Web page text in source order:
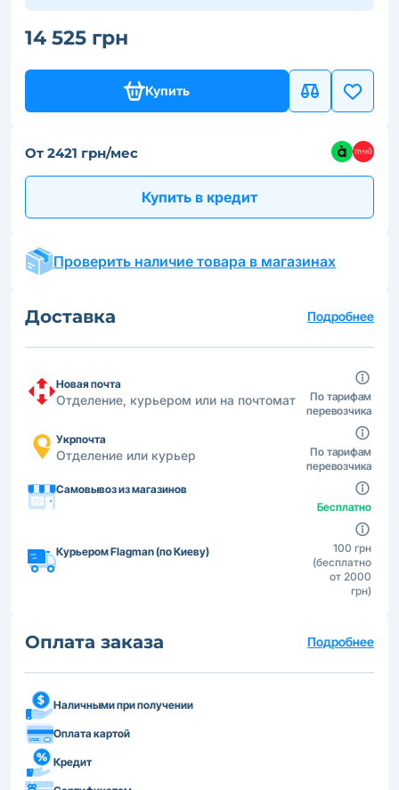
14 525 грн
Купить
От 2421 грн/мес
Купить в кредит
Проверить наличие товара в магазинах
Доставка Подробнее
Новая почта
Отделение, курьером или на почтомат
По тарифам
перевозчика
Укрпочта
Отделение или курьер
По тарифам
перевозчика
Самовывоз из магазинов
Бесплатно
Курьером Flagman (по Киеву)
100 грн
(бесплатно
от 2000
грн)
Оплата заказа Подробнее
Наличными при получении
Оплата картой
Кредит